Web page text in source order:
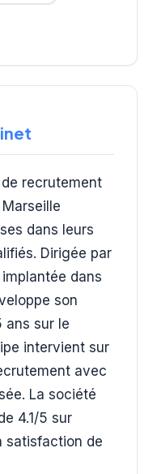
recrutement
dans leurs
Dirigée par
dans
son
ans sur le
intervient sur
avec
La société
4.1/5 sur
satisfaction de